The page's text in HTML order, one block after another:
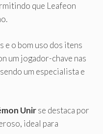
que Leafeon
e o bom uso dos itens
um jogador-chave nas
um especialista e
Unirse destaca por
ideal para